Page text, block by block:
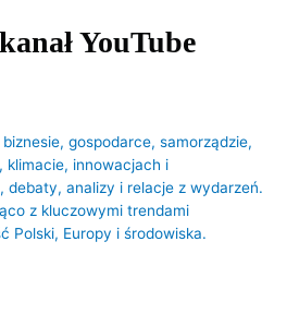
YouTube
gospodarce, samorządzie,
klimacie, innowacjach i
debaty, analizy i relacje z wydarzeń.
z kluczowymi trendami
Polski, Europy i środowiska.